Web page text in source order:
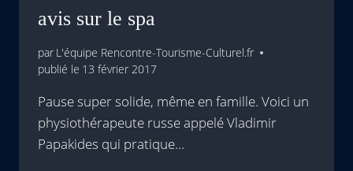
avis sur le spa
par L'équipe Rencontre-Tourisme-Culturel.fr
publié le 13 février 2017
Pause super solide, même en famille. Voici un
physiothérapeute russe appelé Vladimir
Papakides qui pratique…